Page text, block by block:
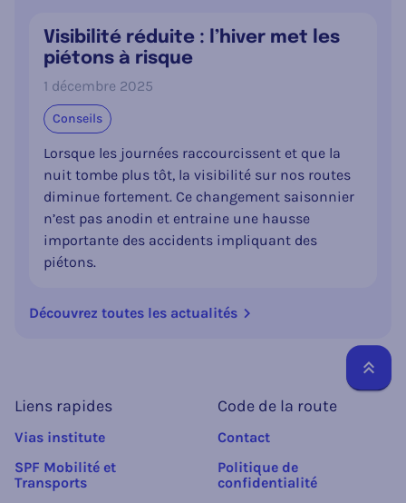
Visibilité réduite : l’hiver met les
piétons à risque
1 décembre 2025
Conseils
Lorsque les journées raccourcissent et que la
nuit tombe plus tôt, la visibilité sur nos routes
diminue fortement. Ce changement saisonnier
n’est pas anodin et entraine une hausse
importante des accidents impliquant des
piétons.
Découvrez toutes les actualités
Liens rapides
Vias institute
SPF Mobilité et
Transports
Code de la route
Contact
Politique de
confidentialité